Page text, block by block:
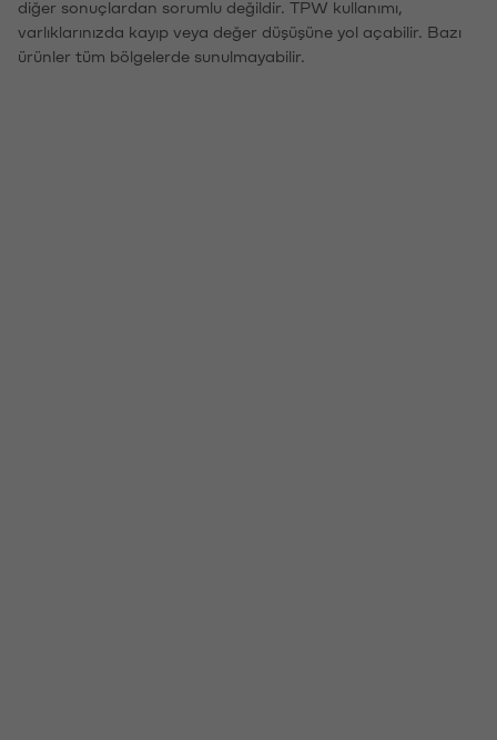
diğer sonuçlardan sorumlu değildir. TPW kullanımı,
varlıklarınızda kayıp veya değer düşüşüne yol açabilir. Bazı
ürünler tüm bölgelerde sunulmayabilir.